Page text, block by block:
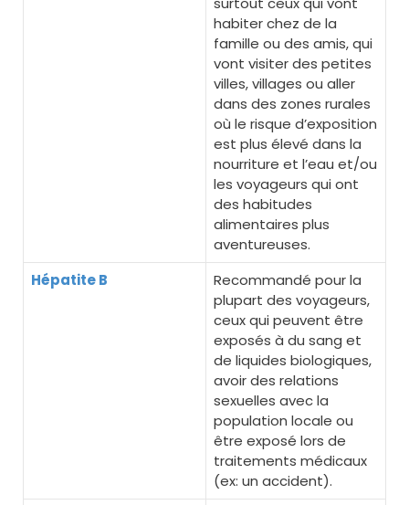
habiter chez de la
famille ou des amis, qui
vont visiter des petites
villes, villages ou aller
dans des zones rurales
où le risque d’exposition
est plus élevé dans la
nourriture et l’eau et/ou
les voyageurs qui ont
des habitudes
alimentaires plus
aventureuses.
Hépatite B
Recommandé pour la
plupart des voyageurs,
ceux qui peuvent être
exposés à du sang et
de liquides biologiques,
avoir des relations
sexuelles avec la
population locale ou
être exposé lors de
traitements médicaux
(ex: un accident).